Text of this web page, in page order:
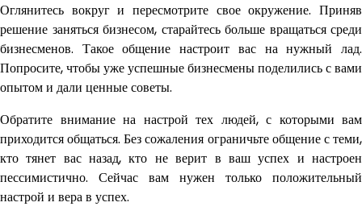
Оглянитесь вокруг и пересмотрите свое окружение. Приняв
решение заняться бизнесом, старайтесь больше вращаться среди
бизнесменов. Такое общение настроит вас на нужный лад.
Попросите, чтобы уже успешные бизнесмены поделились с вами
опытом и дали ценные советы.
Обратите внимание на настрой тех людей, с которыми вам
приходится общаться. Без сожаления ограничьте общение с теми,
кто тянет вас назад, кто не верит в ваш успех и настроен
пессимистично. Сейчас вам нужен только положительный
настрой и вера в успех.